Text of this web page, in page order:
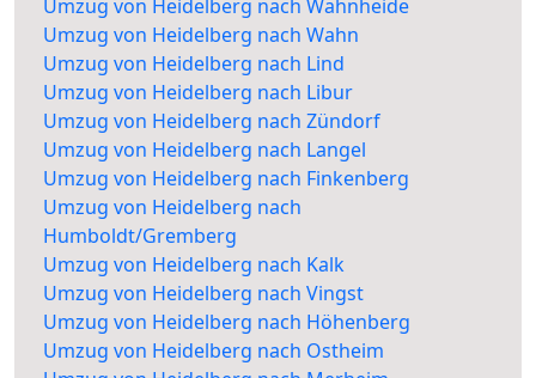
Umzug von Heidelberg nach Wahnheide
Umzug von Heidelberg nach Wahn
Umzug von Heidelberg nach Lind
Umzug von Heidelberg nach Libur
Umzug von Heidelberg nach Zündorf
Umzug von Heidelberg nach Langel
Umzug von Heidelberg nach Finkenberg
Umzug von Heidelberg nach
Humboldt/Gremberg
Umzug von Heidelberg nach Kalk
Umzug von Heidelberg nach Vingst
Umzug von Heidelberg nach Höhenberg
Umzug von Heidelberg nach Ostheim